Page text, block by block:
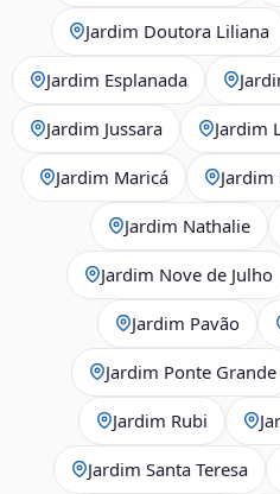
Jardim Doutora Liliana
Jardim Esplanada
Jardim Jussara Jardim
Jardim Maricá
Jardim Nathalie
Jardim Nove de Julho
Jardim Pavão
Jardim Ponte Grande
Jardim Rubi
Jardim Santa Teresa